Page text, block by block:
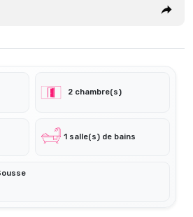
2 chambre(s)
1 salle(s) de bains